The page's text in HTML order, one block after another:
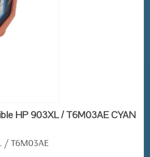
STOCK
HP 903XL / T6M03AE CYAN
/ T6M03AE